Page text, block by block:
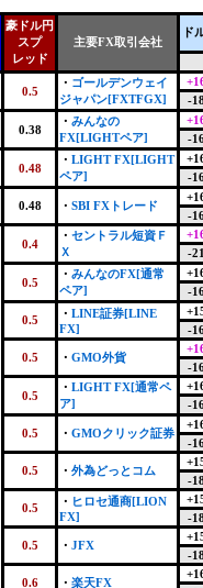
豪ドル円
スプ
レッド
主要FX取引会社
ド
0.5
・ ゴールデンウェイ
ジャパン[FXTFGX]
-
0.38
・ みんなの
FX[LIGHTペア]
-
0.48
・ LIGHT FX[LIGHT
ペア]
-
0.48 ・ SBI FXトレード
-
0.4
・ セントラル短資Ｆ
Ｘ
-
0.5
・ みんなのFX[通常
ペア]
-
0.5 ・ LINE証券[LINE
FX]
-
0.5 ・ GMO外貨
-
0.5
・ LIGHT FX[通常ペ
ア]
-
0.5 ・ GMOクリック証券
-
0.5 ・ 外為どっとコム
-
0.5 ・ ヒロセ通商[LION
FX]
-
0.5 ・ JFX
-
0.6 ・ 楽天FX